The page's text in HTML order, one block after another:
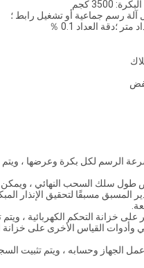
الرسم لكل بكرة وعرضها ،
طول سلك السحب النهائي ،
المسبق مسبقًا لتحقيق الإنذار
على خزانة التحكم الكهربائية ،
وأدوات القياس الأخرى على خزانة
الجهاز وحسابه ، ويتم تثبيت